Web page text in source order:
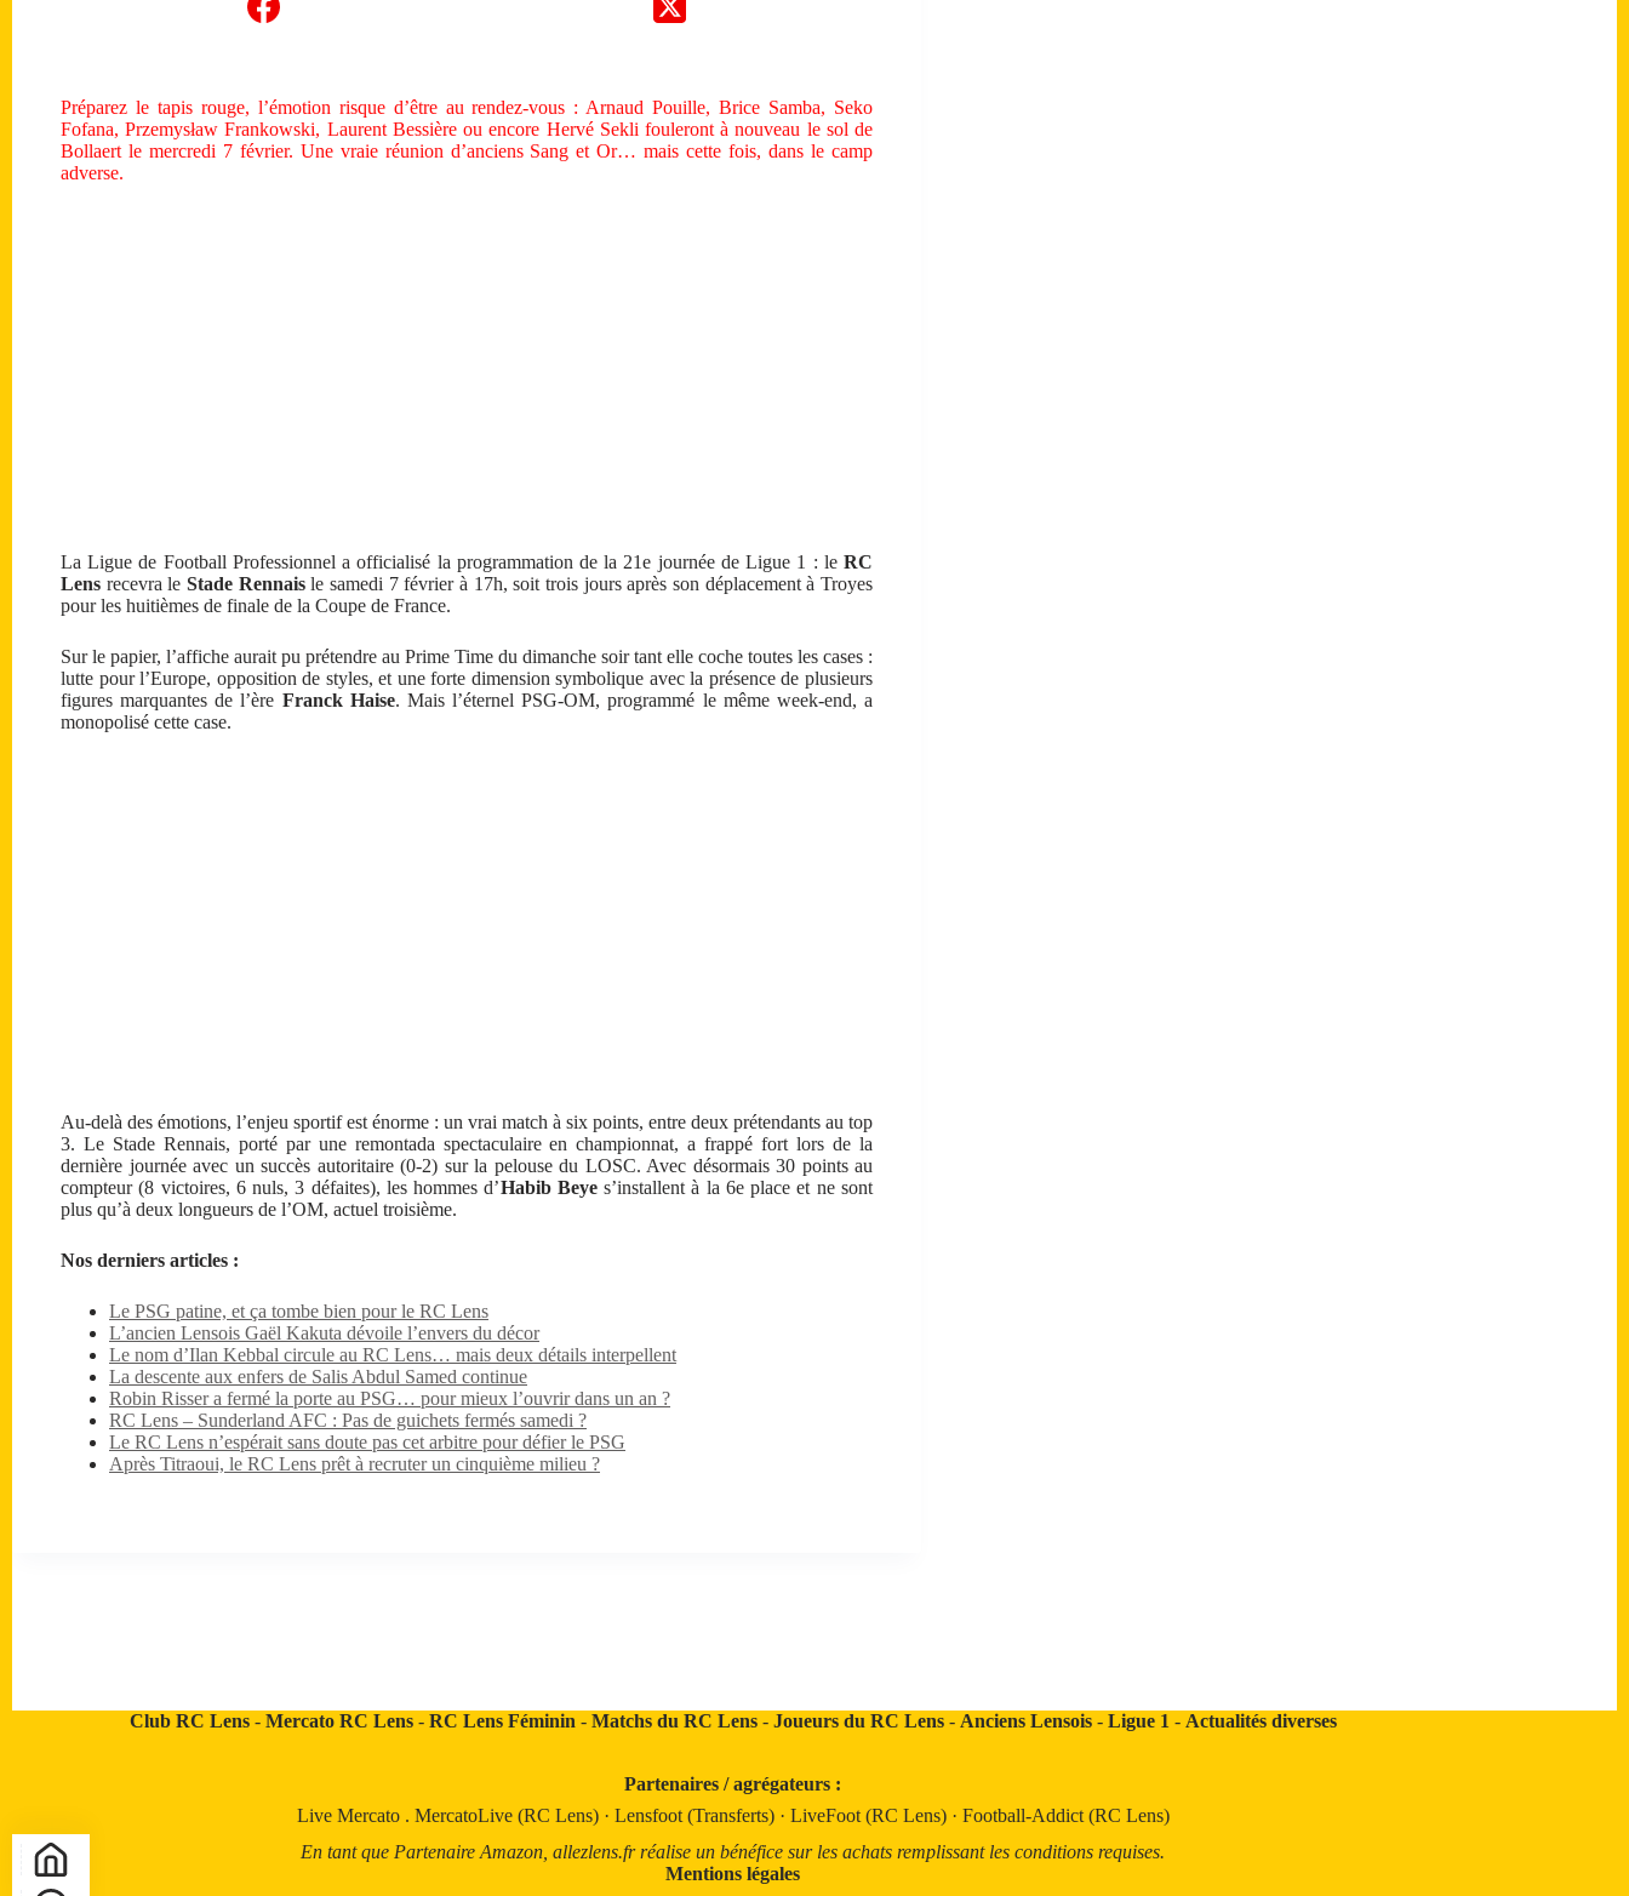
Préparez le tapis rouge, l’émotion risque d’être au rendez-vous : Arnaud Pouille, Brice Samba, Seko
Fofana, Przemysław Frankowski, Laurent Bessière ou encore Hervé Sekli fouleront à nouveau le sol de
Bollaert le mercredi 7 février. Une vraie réunion d’anciens Sang et Or… mais cette fois, dans le camp
adverse.
La Ligue de Football Professionnel a officialisé la programmation de la 21e journée de Ligue 1 : le RC
Lens recevra le Stade Rennaisle samedi 7 février à 17h, soit trois jours après son déplacement à Troyes
pour les huitièmes de finale de la Coupe de France.
Sur le papier, l’affiche aurait pu prétendre au Prime Time du dimanche soir tant elle coche toutes les cases :
lutte pour l’Europe, opposition de styles, et une forte dimension symbolique avec la présence de plusieurs
figures marquantes de l’ère Franck Haise. Mais l’éternel PSG-OM, programmé le même week-end, a
monopolisé cette case.
Au-delà des émotions, l’enjeu sportif est énorme : un vrai match à six points, entre deux prétendants au top
3. Le Stade Rennais, porté par une remontada spectaculaire en championnat, a frappé fort lors de la
dernière journée avec un succès autoritaire (0-2) sur la pelouse du LOSC. Avec désormais 30 points au
compteur (8 victoires, 6 nuls, 3 défaites), les hommes d’Habib Beyes’installent à la 6e place et ne sont
plus qu’à deux longueurs de l’OM, actuel troisième.
Nos derniers articles :
Le PSG patine, et ça tombe bien pour le RC Lens
L’ancien Lensois Gaël Kakuta dévoile l’envers du décor
Le nom d’Ilan Kebbal circule au RC Lens… mais deux détails interpellent
La descente aux enfers de Salis Abdul Samed continue
Robin Risser a fermé la porte au PSG… pour mieux l’ouvrir dans un an ?
RC Lens – Sunderland AFC : Pas de guichets fermés samedi ?
Le RC Lens n’espérait sans doute pas cet arbitre pour défier le PSG
Après Titraoui, le RC Lens prêt à recruter un cinquième milieu ?
Club RC Lens- Mercato RC Lens- RC Lens Féminin - Matchs du RC Lens- Joueurs du RC Lens- Anciens Lensois- Ligue 1 - Actualités diverses
Partenaires / agrégateurs :
Live Mercato . MercatoLive (RC Lens) · Lensfoot (Transferts) · LiveFoot (RC Lens) · Football-Addict (RC Lens)
En tant que Partenaire Amazon, allezlens.fr réalise un bénéfice sur les achats remplissant les conditions requises.
Mentions légales